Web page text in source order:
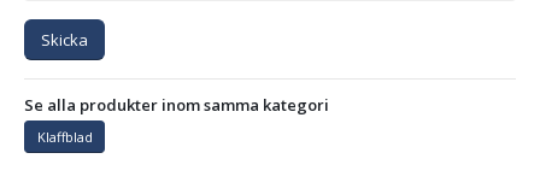
Skicka
Se alla produkter inom samma kategori
Klaffblad